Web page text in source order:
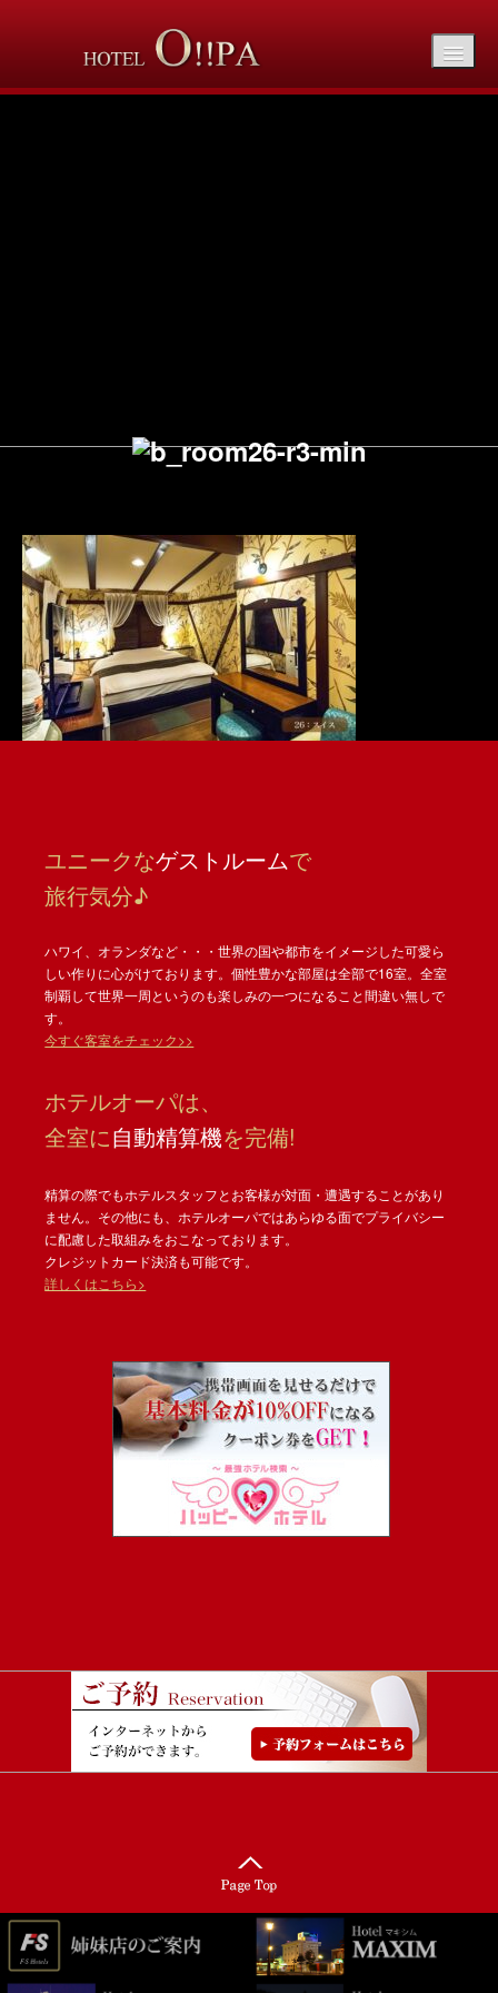
ユニークなゲストルームで
旅行気分♪
ハワイ、オランダなど・・・世界の国や都市をイメージした可愛ら
しい作りに心がけております。個性豊かな部屋は全部で16室。全室
制覇して世界一周というのも楽しみの一つになること間違い無しで
す。
今すぐ客室をチェック>>
ホテルオーパは、
全室に自動精算機を完備!
精算の際でもホテルスタッフとお客様が対面・遭遇することがあり
ません。その他にも、ホテルオーパではあらゆる面でプライバシー
に配慮した取組みをおこなっております。
クレジットカード決済も可能です。
詳しくはこちら>